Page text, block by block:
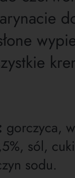
gorczyca,
sól,
sodu.